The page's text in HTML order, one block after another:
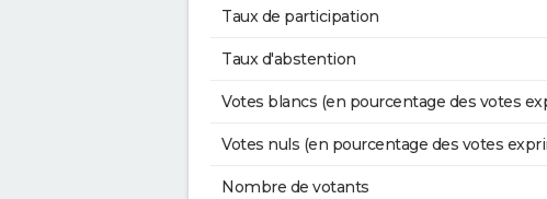
Taux de participation
Taux d'abstention
Votes blancs (en pourcentage des votes
Votes nuls (en pourcentage des votes
Nombre de votants